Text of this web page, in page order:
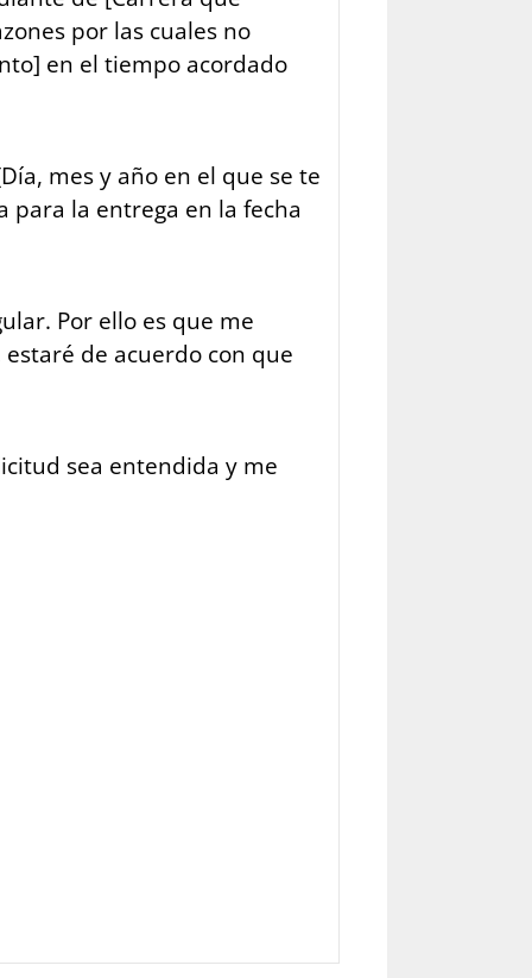
por las cuales no
en el tiempo acordado
mes y año en el que se te
para la entrega en la fecha
Por ello es que me
de acuerdo con que
sea entendida y me